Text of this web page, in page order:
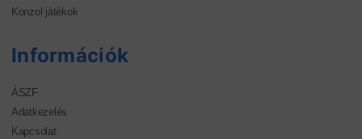
Konzol játékok
Információk
ÁSZF
Adatkezelés
Kapcsolat